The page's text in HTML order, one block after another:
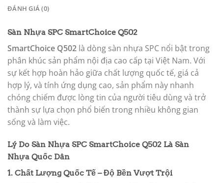
ĐÁNH GIÁ (0)
Sàn Nhựa SPC SmartChoice Q502
SmartChoice Q502 là dòng sàn nhựa SPC nổi bật trong
phân khúc sản phẩm nội địa cao cấp tại Việt Nam. Với
sự kết hợp hoàn hảo giữa chất lượng quốc tế, giá cả
hợp lý, và tính ứng dụng cao, sản phẩm này nhanh
chóng chiếm được lòng tin của người tiêu dùng và trở
thành sự lựa chọn phổ biến trong nhiều không gian
sống và làm việc.
Lý Do Sàn Nhựa SPC SmartChoice Q502 Là Sàn
Nhựa Quốc Dân
1. Chất Lượng Quốc Tế – Độ Bền Vượt Trội